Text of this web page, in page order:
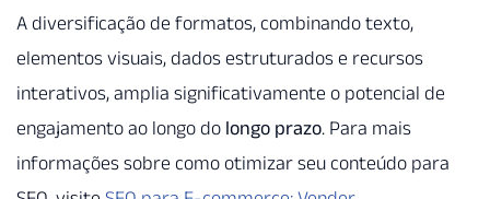
A diversificação de formatos, combinando texto,
elementos visuais, dados estruturados e recursos
interativos, amplia significativamente o potencial de
engajamento ao longo do longo prazo. Para mais
informações sobre como otimizar seu conteúdo para